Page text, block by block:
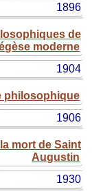
1896
de
moderne
1904
philosophique
1906
mort de Saint
Augustin
1930